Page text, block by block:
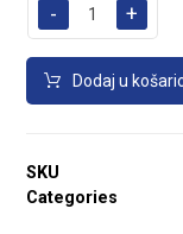
- +
Dodaj u
SKU
Categories